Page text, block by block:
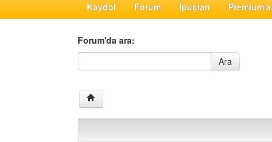
Kaydol Forum İpuçları
Forum'da ara:
Forum'da ara
Ara